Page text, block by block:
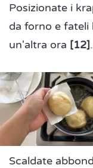
Posizionate i
da forno e fateli
un'altra ora [12].
Scaldate